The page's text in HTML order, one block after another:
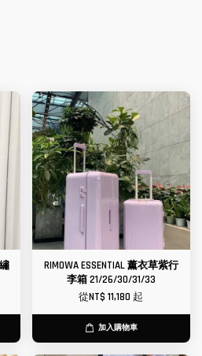
RIMOWA ESSENTIAL 薰衣草紫行
李箱 21/26/30/31/33
從NT$ 11,180起
加入購物車